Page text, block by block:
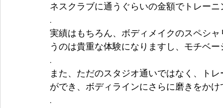
ネスクラブに通うぐらいの金額でトレー
.
実績はもちろん、ボディメイクのスペシ
うのは貴重な体験になりますし、モチベ
.
また、ただのスタジオ通いではなく、ト
ができ、ボディラインにさらに磨きをか
.